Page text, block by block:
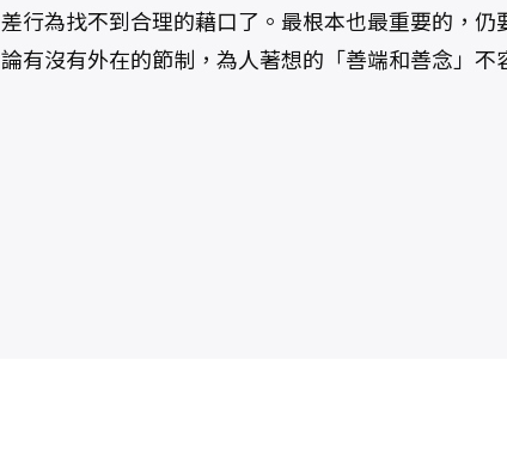
差行為找不到合理的藉口了。最根本也最重要的，
論有沒有外在的節制，為人著想的「善端和善念」不